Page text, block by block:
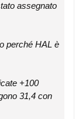
assegnato
perché HAL è
+100
31,4 con